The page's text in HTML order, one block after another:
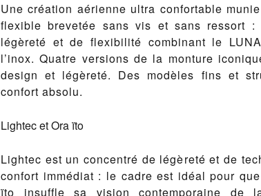
Une création aérienne ultra confortable
flexible brevetée sans vis et sans ressort :
légèreté et de flexibilité combinant le
l’inox. Quatre versions de la monture
design et légèreté. Des modèles fins et
confort absolu.
Lightec et Ora ïto
Lightec est un concentré de légèreté et de
confort immédiat : le cadre est idéal pour
ïto insuffle sa vision contemporaine de